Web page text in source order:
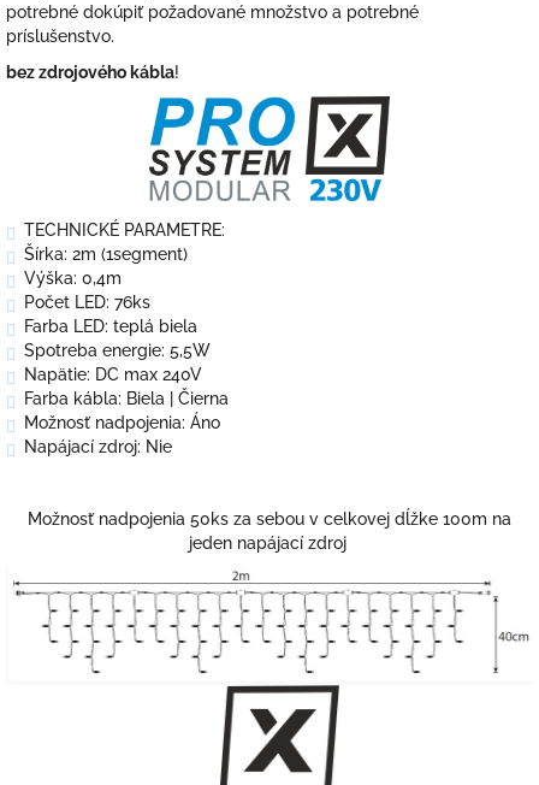
potrebné dokúpiť požadované množstvo a potrebné
príslušenstvo.
bez zdrojového kábla!
TECHNICKÉ PARAMETRE:
Šírka: 2m (1segment)
Výška: 0,4m
Počet LED: 76ks
Farba LED: teplá biela
Spotreba energie: 5,5W
Napätie: DC max 240V
Farba kábla: Biela | Čierna
Možnosť nadpojenia: Áno
Napájací zdroj: Nie
Možnosť nadpojenia 50ks za sebou v celkovej dĺžke 100m na
jeden napájací zdroj